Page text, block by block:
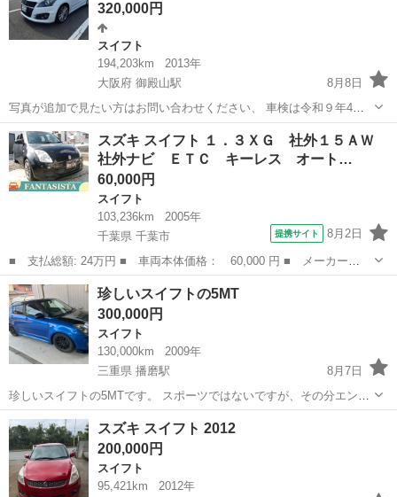
320,000円
スイフト
194,203km
2013年
大阪府 御殿山駅
8月8日
写真が追加で見たい方はお問い合わせください、 車検は令和９年4月
まで 写真撮影時、走行距離194203キロ。 距離、伸びます。 私、法人
ではなく個人です。 エアコン効きます。 止まる曲がる走るに不具合あ
りません。 ...
大阪 枚方市 御殿山駅 スイフト
スズキ スイフト １．３ＸＧ 社外１５ＡＷ
社外ナビ ＥＴＣ キーレス オート…
60,000円
スイフト
103,236km
2005年
千葉県 千葉市
提携サイト 8月2日
■ 支払総額: 24万円 ■ 車両本体価格： 60,000 円 ■ メーカー
名： スズキ ■ 車種名： スイフト ■ グレード名： １．３Ｘ
Ｇ 社外１５ＡＷ 社外ナビ ＥＴＣ キーレス オートＡＣ 記録
簿 タイミングチェー...
千葉 千葉市 スイフト
珍しいスイフトの5MT
300,000円
スイフト
130,000km
2009年
三重県 播磨駅
8月7日
珍しいスイフトの5MTです。 スポーツではないですが、その分エンジ
ンも高回転まで回せてレギュラー仕様なので遊びの車としては経済的
でした。 また、ショップに頼んでボンネットとルーフ、サイドミラー
は黒塗りしてあり、他にはない仕様...
三重 桑名市 播磨駅 スイフト
スズキ スイフト 2012
200,000円
スイフト
95,421km
2012年